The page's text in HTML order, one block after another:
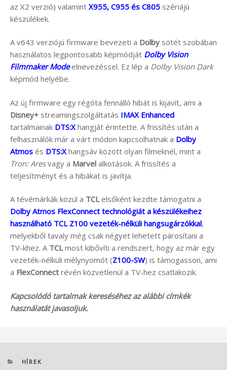
az X2 verzió) valamint X955, C955 és C805 szériájú
készülékek.
A v643 verziójú firmware bevezeti a Dolby sötét szobában
használatos legpontosabb képmódját Dolby Vision
Filmmaker Modeelnevezéssel. Ez lép a Dolby Vision Dark
képmód helyébe.
Az új firmware egy régóta fennálló hibát is kijavít, ami a
Disney+ streamingszolgáltatás IMAX Enhanced
tartalmainak DTS:X hangját érintette. A frissítés után a
felhasználók már a várt módon kapcsolhatnak a Dolby
Atmos és DTS:X hangsáv között olyan filmeknél, mint a
Tron: Aresvagy a Marvel alkotások. A frissítés a
teljesítményt és a hibákat is javítja.
A tévémárkák közül a TCLelsőként kezdte támogatni a
Dolby Atmos FlexConnect technológiát a készülékeihez
használható TCL Z100 vezeték-nélküli hangsugárzókkal,
melyekből tavaly még csak négyet lehetett párosítani a
TV-khez. A TCLmost kibővíti a rendszert, hogy az már egy
vezeték-nélküli mélynyomót (Z100-SW) is támogasson, ami
a FlexConnect révén közvetlenül a TV-hez csatlakozik.
Kapcsolódó tartalmak kereséséhez az alábbi címkék
használatát javasoljuk.
KATEGÓRIÁK
HÍREK